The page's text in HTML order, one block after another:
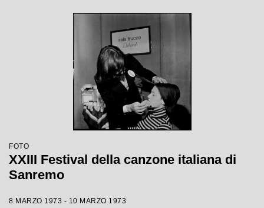
FOTO
XXIII Festival della canzone italiana di
Sanremo
8 MARZO 1973 - 10 MARZO 1973